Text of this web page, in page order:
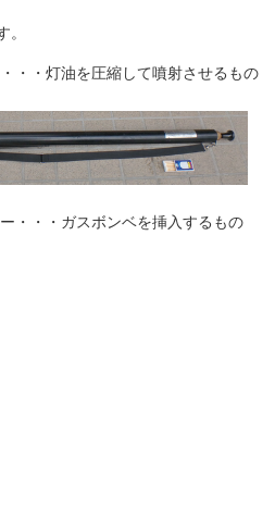
。
・・灯油を圧縮して噴射させるもの
・・・ガスボンベを挿入するもの